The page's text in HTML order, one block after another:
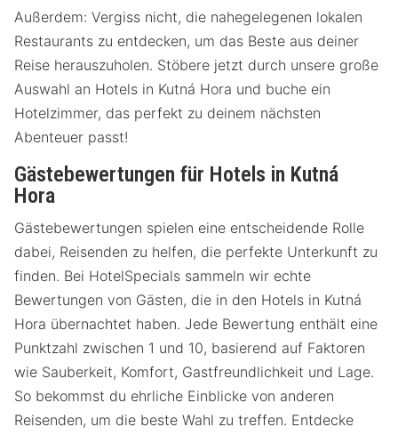
Außerdem: Vergiss nicht, die nahegelegenen lokalen
Restaurants zu entdecken, um das Beste aus deiner
Reise herauszuholen. Stöbere jetzt durch unsere große
Auswahl an Hotels in Kutná Hora und buche ein
Hotelzimmer, das perfekt zu deinem nächsten
Abenteuer passt!
Gästebewertungen für Hotels in Kutná
Hora
Gästebewertungen spielen eine entscheidende Rolle
dabei, Reisenden zu helfen, die perfekte Unterkunft zu
finden. Bei HotelSpecials sammeln wir echte
Bewertungen von Gästen, die in den Hotels in Kutná
Hora übernachtet haben. Jede Bewertung enthält eine
Punktzahl zwischen 1 und 10, basierend auf Faktoren
wie Sauberkeit, Komfort, Gastfreundlichkeit und Lage.
So bekommst du ehrliche Einblicke von anderen
Reisenden, um die beste Wahl zu treffen. Entdecke